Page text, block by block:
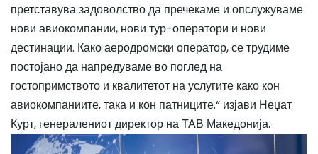
претставува задоволство да пречекаме и опслужуваме
нови авиокомпании, нови тур-оператори и нови
дестинации. Како аеродромски оператор, се трудиме
постојано да напредуваме во поглед на
гостопримството и квалитетот на услугите како кон
авиокомпаниите, така и кон патниците.“ изјави Неџат
Курт, генералениот директор на ТАВ Македонија.